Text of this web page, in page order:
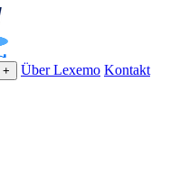
+ Über Lexemo Kontakt